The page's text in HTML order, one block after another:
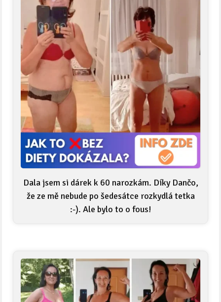
Dala jsem si dárek k 60 narozkám. Díky Dančo,
že ze mě nebude po šedesátce rozkydlá tetka
:-). Ale bylo to o fous!